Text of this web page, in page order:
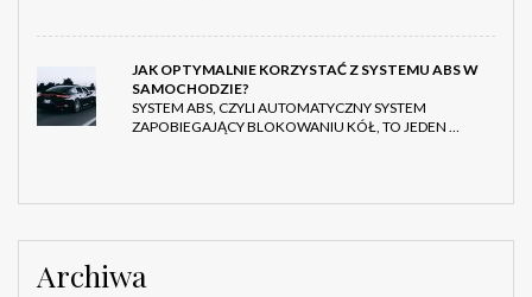
JAK OPTYMALNIE KORZYSTAĆ Z SYSTEMU ABS W
SAMOCHODZIE?
SYSTEM ABS, CZYLI AUTOMATYCZNY SYSTEM
ZAPOBIEGAJĄCY BLOKOWANIU KÓŁ, TO JEDEN …
Archiwa